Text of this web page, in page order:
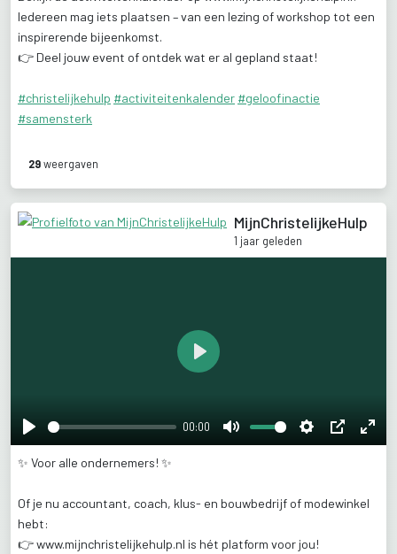
Iedereen mag iets plaatsen –van een lezing ofworkshop tot een
inspirerende bijeenkomst.
👉 Deel jouw event of ontdek wat er al gepland staat!
#christelijkehulp #activiteitenkalender #geloofinactie
#samensterk
29weergaven
MijnChristelijkeHulp
1 jaar geleden
Play
00:00
Mute Settings
PIP
Play
✨ Voor alle ondernemers! ✨
Of je nu accountant, coach, klus- en bouwbedrijf of modewinkel
hebt:
👉www.mijnchristelijkehulp.nl is hét platform voor jou!